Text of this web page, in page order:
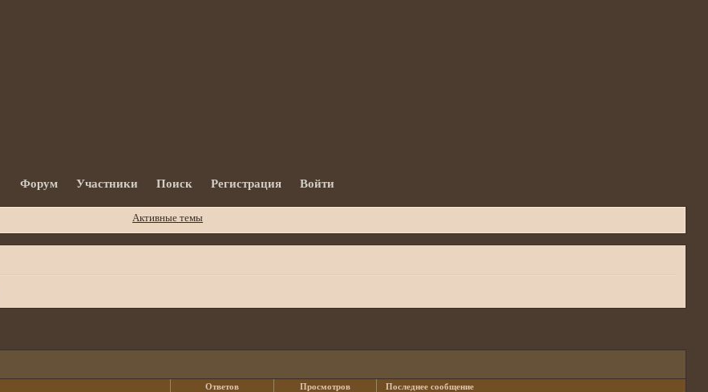
Форум Участники Поиск Регистрация Войти
Активные темы
Ответов Просмотров Последнее сообщение